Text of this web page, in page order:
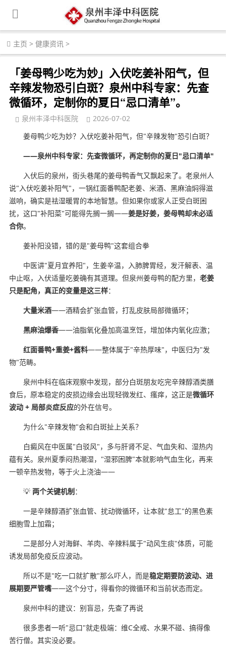
主页 > 健康资讯 >
「姜母鸭少吃为妙」入伏吃姜补阳气，但
辛辣发物恐引白斑？泉州中科专家：先查
微循环，定制你的夏日“忌口清单”。
泉州丰泽中科医院
2026-07-02
姜母鸭少吃为妙？入伏吃姜补阳气，但"辛辣发物"恐引白斑？
——泉州中科专家：先查微循环，再定制你的夏日"忌口清单"
入伏后的泉州，街头巷尾的姜母鸭香气又飘起来了。老泉州人
说"入伏吃姜补阳气"，一锅红面番鸭配老姜、米酒、黑麻油焖得滋
滋响，确实是祛湿暖胃的本地智慧。但如果你或家人正受白斑困
扰，这口"补阳菜"可能得先搁一搁——姜是好姜，姜母鸭却未必适
合你。
姜补阳没错，错的是"姜母鸭"这套组合拳
中医讲"夏月宜养阳"，生姜辛温，入肺脾胃经，发汗解表、温
中止呕，入伏适量吃姜确有其道理。但泉州姜母鸭的配方里， 老姜
只是配角，真正的变量是这三样：
大量米酒——酒精会扩张血管，打乱皮肤局部微循环；
黑麻油爆香——油脂氧化叠加高温烹饪，增加体内氧化应激；
红面番鸭+重姜+酱料——整体属于"辛热厚味"，中医归为"发
物"范畴。
泉州中科在临床观察中发现，部分白斑朋友吃完辛辣醇酒类膳
食后，原本稳定的皮损边缘会出现轻微发红、瘙痒，这正是微循环
波动 + 局部炎症反应的外在信号。
为什么"辛辣发物"会和白斑扯上关系？
白癜风在中医属"白驳风"，多与肝肾不足、气血失和、湿热内
蕴有关。泉州夏季闷热潮湿，"湿邪困脾"本就影响气血生化，再来
一顿辛热发物，等于火上浇油——
💡 两个关键机制：
一是辛辣醇酒扩张血管、扰动微循环，让本就"怠工"的黑色素
细胞雪上加霜；
二是部分人对海鲜、羊肉、辛辣料属于"动风生痰"体质，可能
诱发局部免疫反应波动。
所以不是"吃一口就扩散"那么吓人，而是稳定期要防波动、进
展期要严管嘴——这个分寸，得看你的微循环和当前状态而定。
泉州中科的建议：别盲忌，先查了再说
很多患者一听"忌口"就走极端：维C全戒、水果不碰、搞得像
苦行僧。其实没必要。